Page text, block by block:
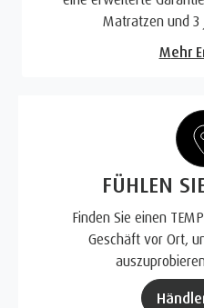
Matratzen und 3
Mehr
FÜHLEN
Finden Sie einen
Geschäft vor Ort,